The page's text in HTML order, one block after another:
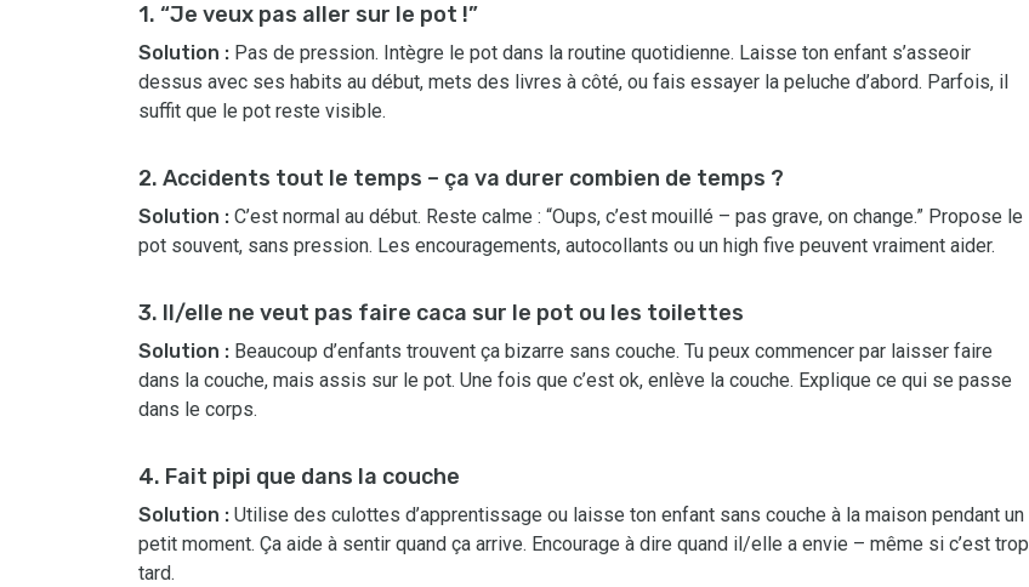
1. “Je veux pas aller sur le pot !”
Solution : Pas de pression. Intègre le pot dans la routine quotidienne. Laisse ton enfant s’asseoir
dessus avec ses habits au début, mets des livres à côté, ou fais essayer la peluche d’abord. Parfois, il
suffit que le pot reste visible.
2. Accidents tout le temps – ça va durer combien de temps ?
Solution : C’est normal au début. Reste calme : “Oups, c’est mouillé – pas grave, on change.” Propose le
pot souvent, sans pression. Les encouragements, autocollants ou un high five peuvent vraiment aider.
3. Il/elle ne veut pas faire caca sur le pot ou les toilettes
Solution : Beaucoup d’enfants trouvent ça bizarre sans couche. Tu peux commencer par laisser faire
dans la couche, mais assis sur le pot. Une fois que c’est ok, enlève la couche. Explique ce qui se passe
dans le corps.
4. Fait pipi que dans la couche
Solution : Utilise des culottes d’apprentissage ou laisse ton enfant sans couche à la maison pendant un
petit moment. Ça aide à sentir quand ça arrive. Encourage à dire quand il/elle a envie – même si c’est trop
tard.